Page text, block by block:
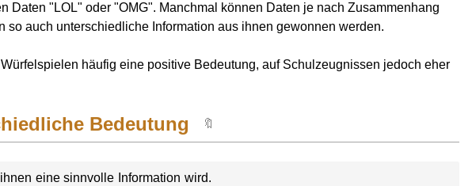
Daten "LOL" oder "OMG". Manchmal können Daten je nach Zusammenhang
auch unterschiedliche Information aus ihnen gewonnen werden.
häufig eine positive Bedeutung, auf Schulzeugnissen jedoch eher
Bedeutung 🔖
eine sinnvolle Information wird.